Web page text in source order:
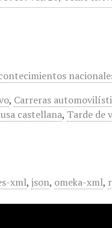
, Carreras
castellana, Tarde de
xml,json, omeka-xml,